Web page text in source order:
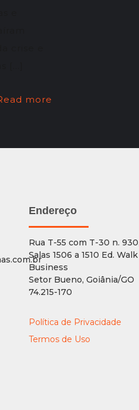
more
Endereço
Rua T-55 com T-30 n.
Salas 1506 a 1510 Ed. Walk
Business
Setor Bueno, Goiânia/GO
74.215-170
Política de Privacidade
Termos de Uso